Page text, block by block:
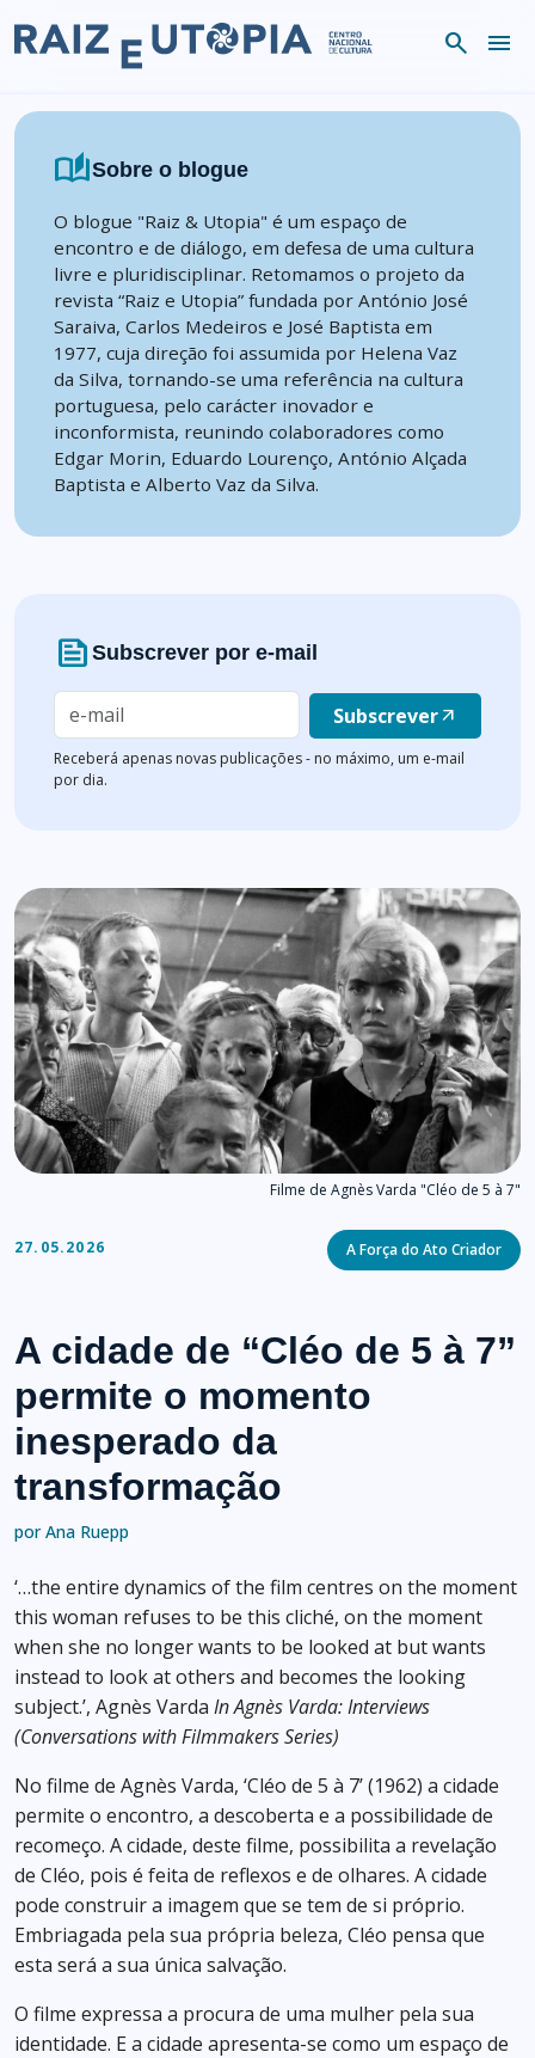
search menu
auto_storiesSobre o blogue
O blogue "Raiz & Utopia" é um espaço de
encontro e de diálogo, em defesa de uma cultura
livre e pluridisciplinar. Retomamos o projeto da
revista “Raiz e Utopia” fundada por António José
Saraiva, Carlos Medeiros e José Baptista em
1977, cuja direção foi assumida por Helena Vaz
da Silva, tornando-se uma referência na cultura
portuguesa, pelo carácter inovador e
inconformista, reunindo colaboradores como
Edgar Morin, Eduardo Lourenço, António Alçada
Baptista e Alberto Vaz da Silva.
news Subscrever por e-mail
Subscreverarrow_outward
Receberá apenas novas publicações - no máximo, um e-mail
por dia.
Filme de Agnès Varda "Cléo de 5 à 7"
27.05.2026 Categories
A Força do Ato Criador
A cidade de “Cléo de 5 à 7”
permite o momento
inesperado da
transformação
por Ana Ruepp
‘…the entire dynamics of the film centres on the moment
this woman refuses to be this cliché, on the moment
when she no longer wants to be looked at but wants
instead to look at others and becomes the looking
subject.’, Agnès Varda In Agnès Varda: Interviews
(Conversations with Filmmakers Series)
No filme de Agnès Varda, ‘Cléo de 5 à 7’ (1962) a cidade
permite o encontro, a descoberta e a possibilidade de
recomeço. A cidade, deste filme, possibilita a revelação
de Cléo, pois é feita de reflexos e de olhares. A cidade
pode construir a imagem que se tem de si próprio.
Embriagada pela sua própria beleza, Cléo pensa que
esta será a sua única salvação.
O filme expressa a procura de uma mulher pela sua
identidade. E a cidade apresenta-se como um espaço de